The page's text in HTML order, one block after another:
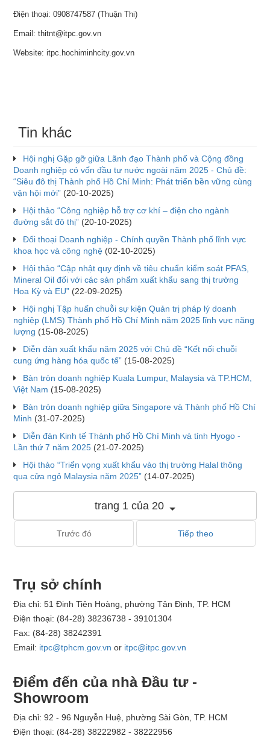
Điện thoại: 0908747587 (Thuận Thi)
Email: thitnt@itpc.gov.vn
Website: itpc.hochiminhcity.gov.vn
Tin khác
Hội nghị Gặp gỡ giữa Lãnh đạo Thành phố và Cộng đồng
Doanh nghiệp có vốn đầu tư nước ngoài năm 2025 - Chủ đề:
“Siêu đô thị Thành phố Hồ Chí Minh: Phát triển bền vững cùng
vận hội mới” (20-10-2025)
Hội thảo “Công nghiệp hỗ trợ cơ khí – điện cho ngành
đường sắt đô thị” (20-10-2025)
Đối thoại Doanh nghiệp - Chính quyền Thành phố lĩnh vực
khoa học và công nghệ (02-10-2025)
Hội thảo “Cập nhật quy định về tiêu chuẩn kiểm soát PFAS,
Mineral Oil đối với các sản phẩm xuất khẩu sang thị trường
Hoa Kỳ và EU” (22-09-2025)
Hội nghị Tập huấn chuỗi sự kiện Quản trị pháp lý doanh
nghiệp (LMS) Thành phố Hồ Chí Minh năm 2025 lĩnh vực năng
lượng (15-08-2025)
Diễn đàn xuất khẩu năm 2025 với Chủ đề “Kết nối chuỗi
cung ứng hàng hóa quốc tế” (15-08-2025)
Bàn tròn doanh nghiệp Kuala Lumpur, Malaysia và TP.HCM,
Việt Nam (15-08-2025)
Bàn tròn doanh nghiệp giữa Singapore và Thành phố Hồ Chí
Minh (31-07-2025)
Diễn đàn Kinh tế Thành phố Hồ Chí Minh và tỉnh Hyogo -
Lần thứ 7 năm 2025 (21-07-2025)
Hội thảo “Triển vọng xuất khẩu vào thị trường Halal thông
qua cửa ngỏ Malaysia năm 2025” (14-07-2025)
trang 1 của 20
Trước đó Tiếp theo
Trụ sở chính
Địa chỉ: 51 Đinh Tiên Hoàng, phường Tân Định, TP. HCM
Điện thoại: (84-28) 38236738 - 39101304
Fax: (84-28) 38242391
Email: itpc@tphcm.gov.vn or itpc@itpc.gov.vn
Điểm đến của nhà Đầu tư -
Showroom
Địa chỉ: 92 - 96 Nguyễn Huệ, phường Sài Gòn, TP. HCM
Điện thoại: (84-28) 38222982 - 38222956